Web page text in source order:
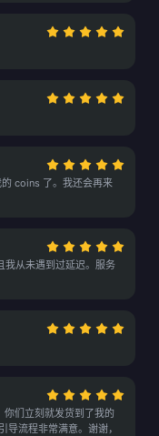
coins 了。我还会再来
我从未遇到过延迟。服务
们立刻就发货到了我的
流程非常满意。谢谢，